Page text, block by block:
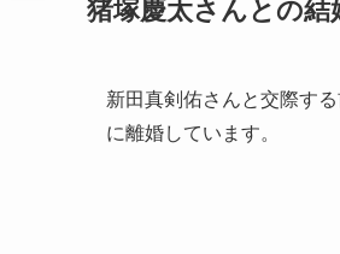
猪塚慶太さんとの結
新田真剣佑さんと交際す
に離婚しています。